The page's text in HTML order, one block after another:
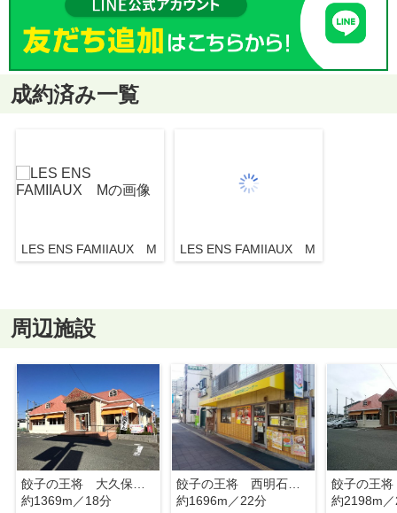
成約済み一覧
LES ENS FAMIIAUX M LES ENS FAMIIAUX M
周辺施設
餃子の王将 大久保森田店
約1369m／18分
餃子の王将 西明石駅前店
約1696m／22分
餃子の王
約2198m